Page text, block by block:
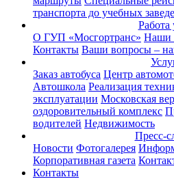
транспорта до учебных
Работа
О ГУП «Мосгортранс» Наши
Контакты Ваши вопросы –
Заказ автобуса Центр
Автошкола Реализация
эксплуатации Московская
оздоровительный комплекс
водителей Недвижимость
Пресс-
Новости Фотогалерея
Корпоративная газета
Контакты